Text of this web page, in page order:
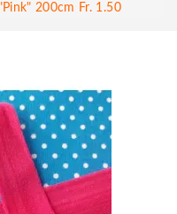
200cm Fr. 1.50